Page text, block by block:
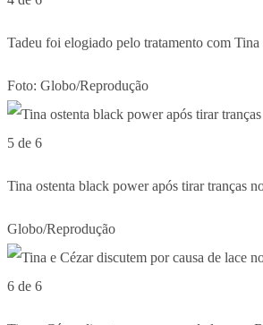
Tadeu foi elogiado pelo tratamento com Tina
Foto: Globo/Reprodução
5 de 6
Tina ostenta black power após tirar tranças
Globo/Reprodução
6 de 6